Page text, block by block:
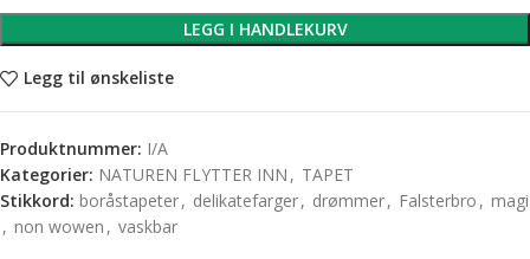
LEGG I HANDLEKURV
Legg til ønskeliste
Produktnummer: I/A
Kategorier: NATUREN FLYTTER INN , TAPET
Stikkord: boråstapeter, delikatefarger, drømmer, Falsterbro , magi
, non wowen , vaskbar